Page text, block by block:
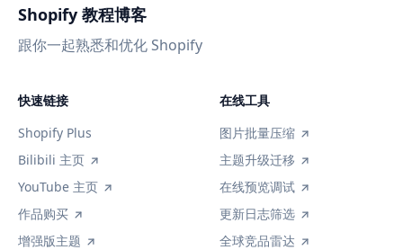
Shopify 教程博客
跟你一起熟悉和优化 Shopify
快速链接
Shopify Plus
Bilibili 主页
YouTube 主页
作品购买
增强版主题
在线工具
图片批量压缩
主题升级迁移
在线预览调试
更新日志筛选
全球竞品雷达